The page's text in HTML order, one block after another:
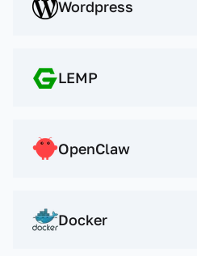
Wordpress
LEMP
OpenClaw
Docker